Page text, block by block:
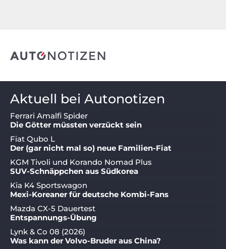
Aktuell bei Autonotizen
Ferrari Amalfi Spider
Die Götter müssten verzückt sein
Fiat Qubo L
Der (gar nicht mal so) neue Familien-Fiat
KGM Tivoli und Korando Nomad Plus
SUV-Schnäppchen aus Südkorea
Kia K4 Sportswagon
Mexi-Koreaner für deutsche Kombi-Fans
Mazda CX-5 Dauertest
Entspannungs-Übung
Lynk & Co 08 (2026)
Was kann der Volvo-Bruder aus China?